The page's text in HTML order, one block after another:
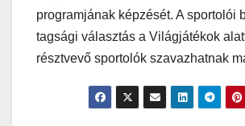
programjának képzését. A sportolói
tagsági választás a Világjátékok
résztvevő sportolók szavazhatnak